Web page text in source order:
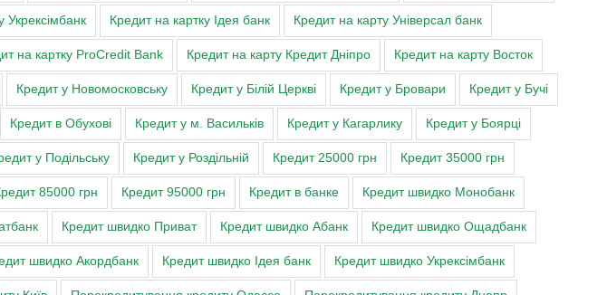
Укрексімбанк Кредит на картку Ідея банк Кредит на карту Універсал банк
на картку ProCredit Bank Кредит на карту Кредит Дніпро Кредит на карту Восток
Кредит у Новомосковську Кредит у Білій Церкві Кредит у Бровари Кредит у Бучі
Кредит в Обухові Кредит у м. Васильків Кредит у Кагарлику Кредит у Боярці
у Подільську Кредит у Роздільній Кредит 25000 грн Кредит 35000 грн
85000 грн Кредит 95000 грн Кредит в банке Кредит швидко Монобанк
Кредит швидко Приват Кредит швидко Абанк Кредит швидко Ощадбанк
швидко Акордбанк Кредит швидко Ідея банк Кредит швидко Укрексімбанк